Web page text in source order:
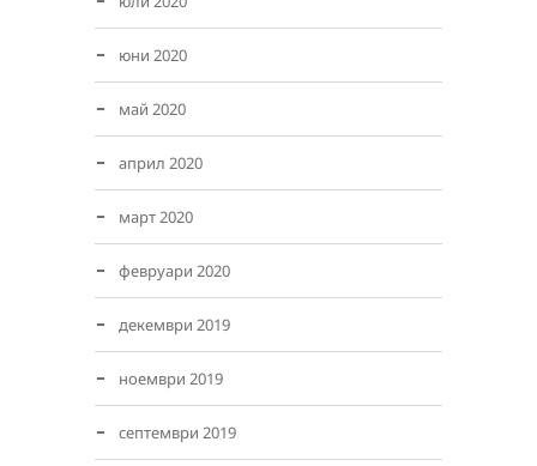
юни 2020
май 2020
април 2020
март 2020
февруари 2020
декември 2019
ноември 2019
септември 2019